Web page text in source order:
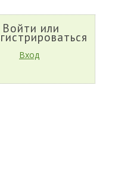
Войти или
Вход